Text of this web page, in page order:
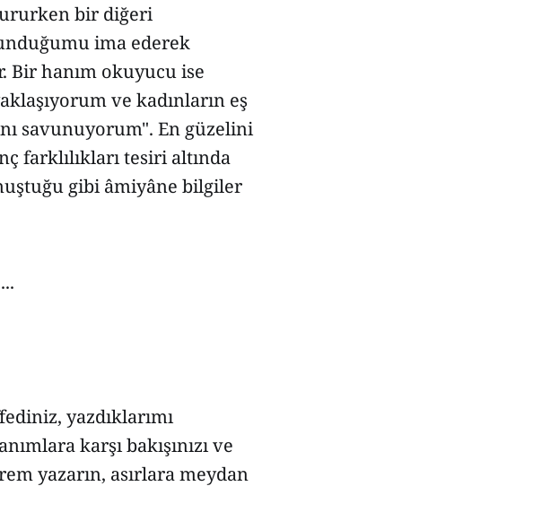
bir diğeri
ima ederek
Bir hanım okuyucu ise
ve kadınların eş
savunuyorum". En güzelini
farklılıkları tesiri altında
gibi âmiyâne bilgiler
yazdıklarımı
karşı bakışınızı ve
yazarın, asırlara meydan